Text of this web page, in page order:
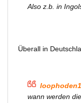
Also z.b. in
Überall in
loophoden1
wann werden